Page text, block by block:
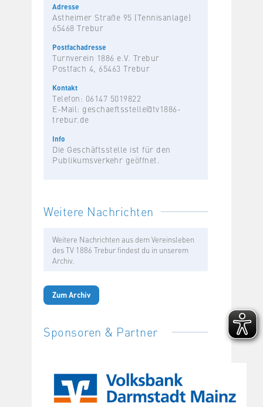
Adresse
Astheimer Straße 95 (Tennisanlage)
65468 Trebur
Postfachadresse
Turnverein 1886 e.V. Trebur
Postfach 4, 65463 Trebur
Kontakt
Telefon: 06147 5019822
E-Mail: geschaeftsstelle@tv1886-
trebur.de
Info
Die Geschäftsstelle ist für den
Publikumsverkehr geöffnet.
Weitere Nachrichten
Weitere Nachrichten aus dem Vereinsleben
des TV 1886 Trebur findest du in unserem
Archiv.
Zum Archiv
Sponsoren & Partner